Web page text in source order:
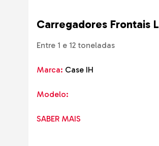
Carregadores Frontais L
Entre 1 e 12 toneladas
Marca: Case IH
Modelo:
SABER MAIS